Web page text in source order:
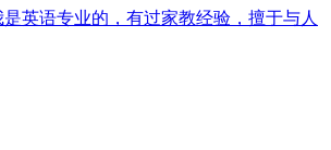
是英语专业的，有过家教经验，擅于与人